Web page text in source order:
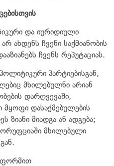
და იურიდიული
ახდენს ჩვენი საქმიანობის
ჩვენს რეპუტაციას.
პოლიტიკური პარტიებისგან,
მხილებულნი არიან
დარღვევაში,
დასაქმებულების
ზიანი მიადგა ან ადგება;
მხილებული
ფორმით